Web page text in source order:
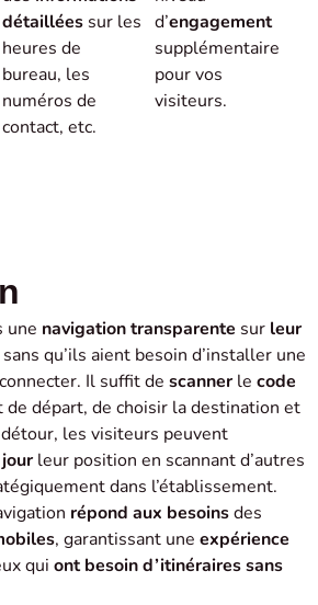
détailléessur les
heures de
bureau, les
numéros de
contact, etc.
d’engagement
supplémentaire
pour vos
visiteurs.
une navigation transparente sur leur
sans qu’ils aient besoin d’installer une
Il suffit de scannerle code
de départ, de choisir la destination et
détour, les visiteurs peuvent
leur position en scannant d’autres
dans l’établissement.
répond aux besoinsdes
, garantissant une expérience
qui ont besoin d’itinéraires sans